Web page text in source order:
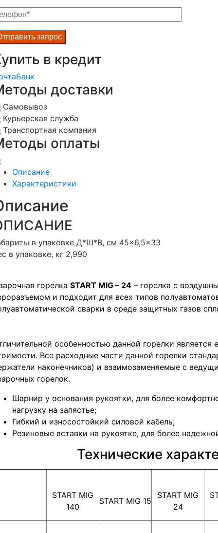
в кредит
Банк
доставки
Самовывоз
Курьерская служба
Транспортная компания
оплаты
Описание
Характеристики
в упаковке Д*Ш*В, см 45×6,5×33
в упаковке, кг 2,990
горелка START MIG – 24 – горелка с
и подходит для всех типов
сварки в среде защитных газов
особенностью данной горелки является
Все расходные части данной горелки
наконечников) и взаимозаменяемые с
горелок.
Шарнир у основания рукоятки, для более
нагрузку на запястье;
Гибкий и износостойкий силовой кабель;
Резиновые вставки на рукоятке, для более
Технические
START MIG
140
START MIG 15
START MIG
24